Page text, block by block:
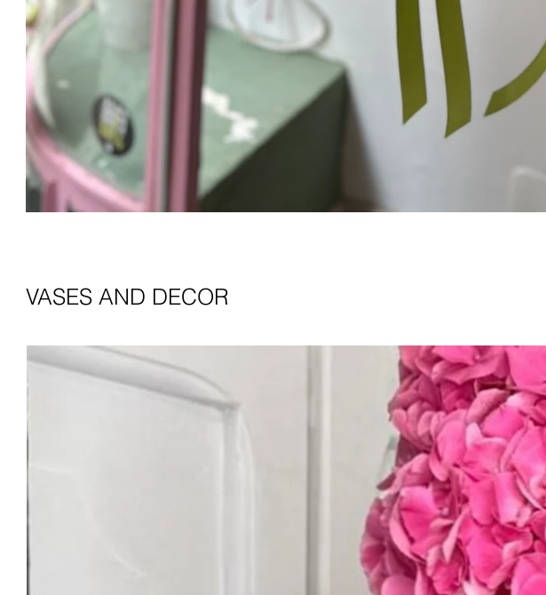
VASES AND DECOR